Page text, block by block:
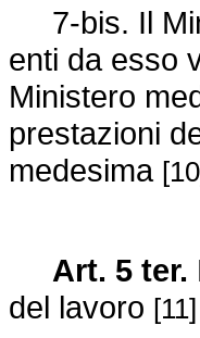
7-bis. Il
enti da esso
Ministero
prestazioni
medesima
Art. 5 ter.
del lavoro [11]